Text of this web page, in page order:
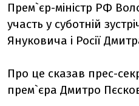
Прем`єр-міністр РФ
участь у суботній
Януковича і Росії
Про це сказав прес-
прем`єра Дмитро